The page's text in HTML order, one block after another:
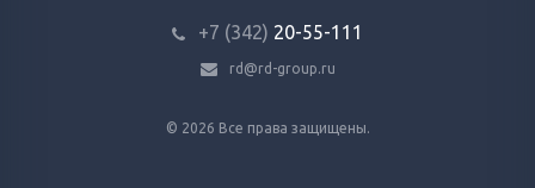
© 2026 Все права защищены.
+7 (342) 20-55-111
rd@rd-group.ru